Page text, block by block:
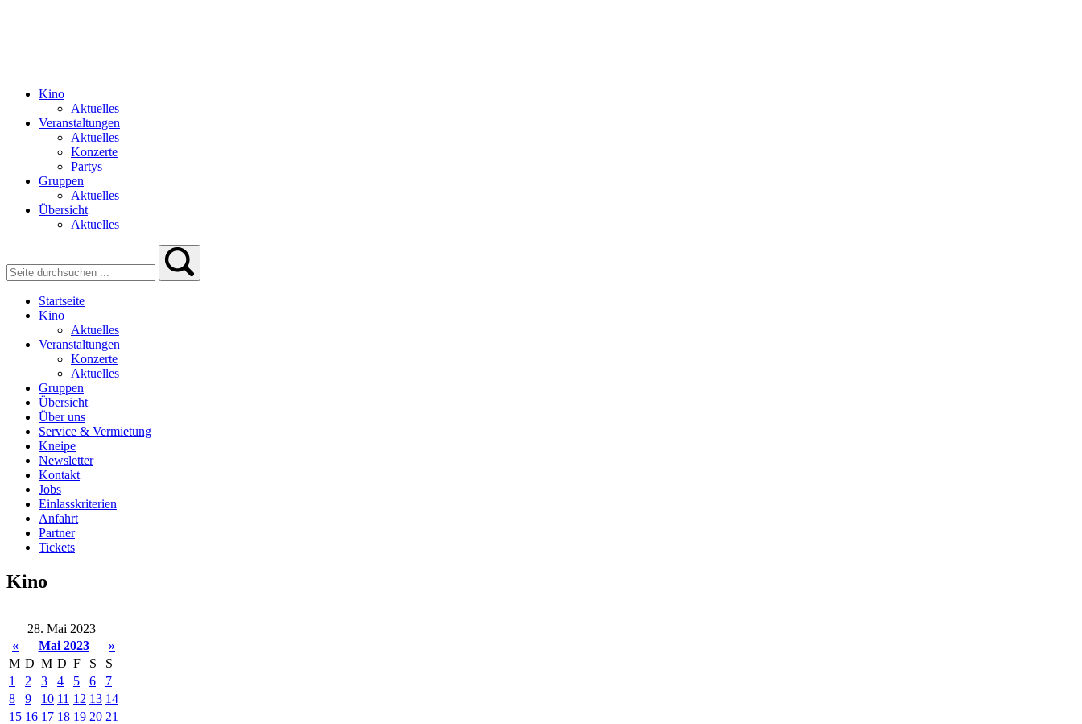
Kino
Aktuelles
Veranstaltungen
Aktuelles
Konzerte
Partys
Gruppen
Aktuelles
Übersicht
Aktuelles
Startseite
Kino
Aktuelles
Veranstaltungen
Konzerte
Aktuelles
Gruppen
Übersicht
Über uns
Service & Vermietung
Kneipe
Newsletter
Kontakt
Jobs
Einlasskriterien
Anfahrt
Partner
Tickets
Kino
28. Mai 2023
«
Mai 2023
»
M D M D F S
S
1
2 3 4 5 6
7
8
9 10 11 12 13 14
15 16 17 18 19 20 21